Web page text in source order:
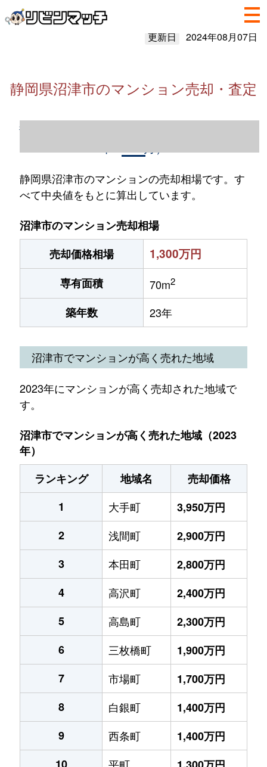
更新日 2024年08月07日
静岡県沼津市のマンション売却・査定
静岡県沼津市のマンション売却情報（2023
静岡県沼津市のマンションの売却相場です。す
べて中央値をもとに算出しています。
沼津市のマンション売却相場
売却価格相場
1,300万円
専有面積 70m2
築年数 23年
沼津市でマンションが高く売れた地域
2023年にマンションが高く売却された地域で
す。
沼津市でマンションが高く売れた地域（2023
年）
ランキング
地域名
売却価格
1
大手町
3,950万円
2
浅間町
2,900万円
3
本田町
2,800万円
4
高沢町
2,400万円
5
高島町
2,300万円
6
三枚橋町
1,900万円
7
市場町
1,700万円
8
白銀町
1,400万円
9
西条町
1,400万円
10
平町